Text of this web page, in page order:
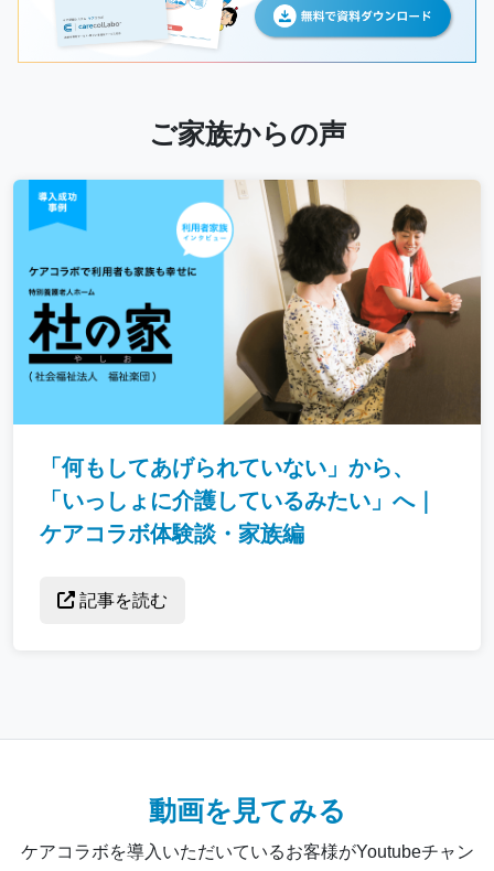
ご家族からの声
「何もしてあげられていない」から、
「いっしょに介護しているみたい」へ｜
ケアコラボ体験談・家族編
記事を読む
動画を見てみる
ケアコラボを導入いただいているお客様がYoutubeチャン